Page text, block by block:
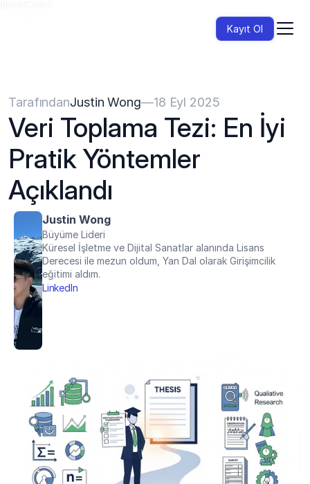
Kayıt Ol
TarafındanJustin Wong—18 Eyl 2025
Veri Toplama Tezi: En İyi
Pratik Yöntemler
Açıklandı
Justin Wong
Büyüme Lideri
Küresel İşletme ve Dijital Sanatlar alanında Lisans
Derecesi ile mezun oldum, Yan Dal olarak Girişimcilik
eğitimi aldım.
LinkedIn